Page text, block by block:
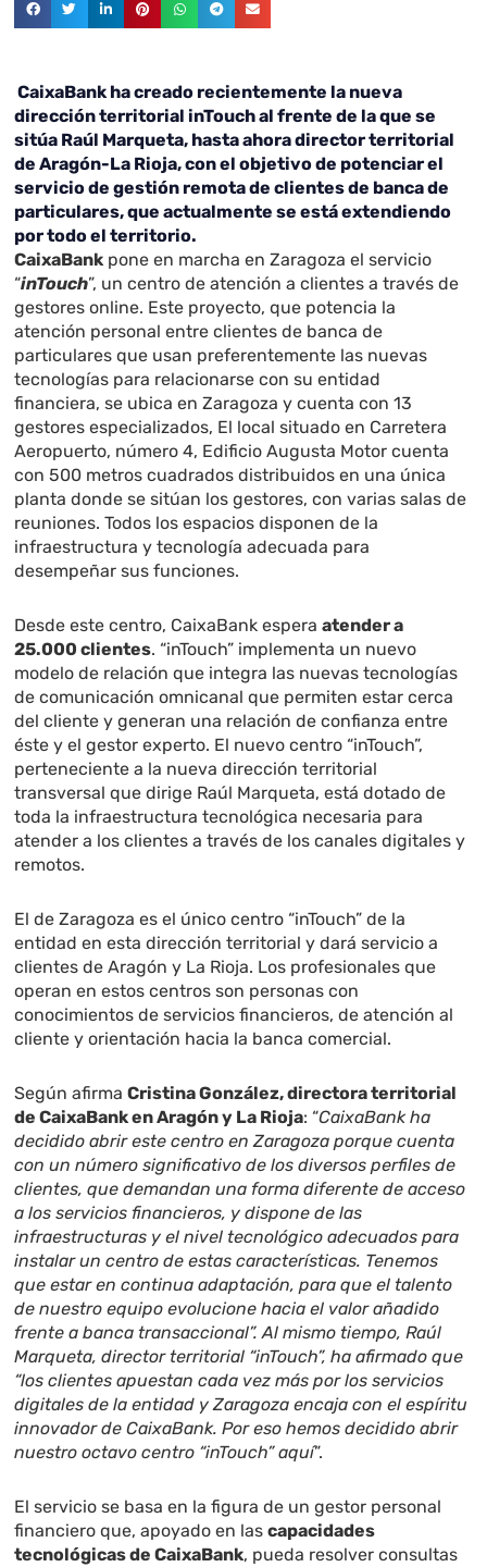
CaixaBank ha creado recientemente la nueva
dirección territorial inTouch al frente de la que se
sitúa Raúl Marqueta, hasta ahora director territorial
de Aragón-La Rioja, con el objetivo de potenciar el
servicio de gestión remota de clientes de banca de
particulares, que actualmente se está extendiendo
por todo el territorio.
CaixaBank pone en marcha en Zaragoza el servicio
“inTouch”, un centro de atención a clientes a través de
gestores online. Este proyecto, que potencia la
atención personal entre clientes de banca de
particulares que usan preferentemente las nuevas
tecnologías para relacionarse con su entidad
financiera, se ubica en Zaragoza y cuenta con 13
gestores especializados, El local situado en Carretera
Aeropuerto, número 4, Edificio Augusta Motor cuenta
con 500 metros cuadrados distribuidos en una única
planta donde se sitúan los gestores, con varias salas de
reuniones. Todos los espacios disponen de la
infraestructura y tecnología adecuada para
desempeñar sus funciones.
Desde este centro, CaixaBank esperaatender a
25.000 clientes. “inTouch” implementa un nuevo
modelo de relación que integra las nuevas tecnologías
de comunicación omnicanal que permiten estar cerca
del cliente y generan una relación de confianza entre
éste y el gestor experto. El nuevo centro “inTouch”,
perteneciente a la nueva dirección territorial
transversal que dirige Raúl Marqueta, está dotado de
toda la infraestructura tecnológica necesaria para
atender a los clientes a través de los canales digitales y
remotos.
El de Zaragoza es el único centro “inTouch” de la
entidad en esta dirección territorial y dará servicio a
clientes de Aragón y La Rioja. Los profesionales que
operan en estos centros son personas con
conocimientos de servicios financieros, de atención al
cliente y orientación hacia la banca comercial.
Según afirmaCristina González, directora territorial
de CaixaBank en Aragón y La Rioja: “CaixaBank ha
decidido abrir este centro en Zaragoza porque cuenta
con un número significativo de los diversos perfiles de
clientes, que demandan una forma diferente de acceso
a los servicios financieros, y dispone de las
infraestructuras y el nivel tecnológico adecuados para
instalar un centro de estas características. Tenemos
que estar en continua adaptación, para que el talento
de nuestro equipo evolucione hacia el valor añadido
frente a banca transaccional”. Al mismo tiempo, Raúl
Marqueta, director territorial “inTouch”, ha afirmado que
“los clientes apuestan cada vez más por los servicios
digitales de la entidad y Zaragoza encaja con el espíritu
innovador de CaixaBank. Por eso hemos decidido abrir
nuestro octavo centro “inTouch” aquí”.
El servicio se basa en la figura de un gestor personal
financiero que, apoyado en lascapacidades
tecnológicas de CaixaBank, pueda resolver consultas